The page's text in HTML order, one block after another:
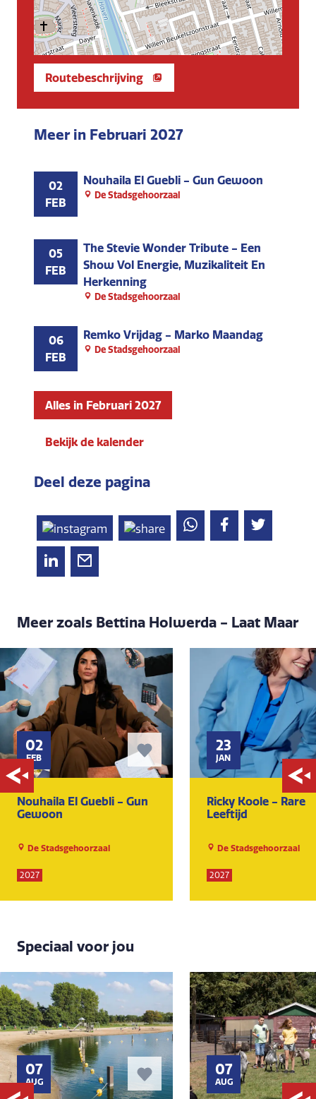
Routebeschrijving
Meer in Februari 2027
02
FEB
Nouhaila El Guebli - Gun Gewoon
De Stadsgehoorzaal
05
FEB
The Stevie Wonder Tribute - Een
Show Vol Energie, Muzikaliteit En
Herkenning
De Stadsgehoorzaal
06
FEB
Remko Vrijdag - Marko Maandag
De Stadsgehoorzaal
Alles in Februari 2027
Bekijk de kalender
Deel deze pagina
Meer zoals Bettina Holwerda - Laat Maar
02
FEB
Nouhaila El Guebli - Gun
Gewoon
De Stadsgehoorzaal
2027
23
JAN
Ricky Koole - Rare
Leeftijd
De Stadsgehoorzaal
2027
Speciaal voor jou
07
AUG
07
AUG